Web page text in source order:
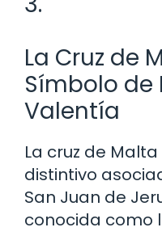
La Cruz de
Símbolo de
Valentía
La cruz de
distintivo
San Juan de
conocida como